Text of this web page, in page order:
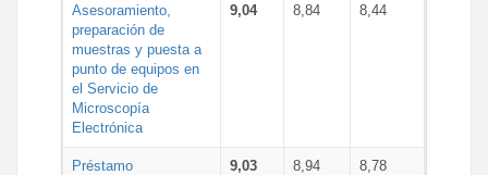
Asesoramiento,
preparación de
muestras y puesta a
punto de equipos en
el Servicio de
Microscopía
Electrónica
9,04 8,84 8,44
Préstamo
9,03 8,94 8,78